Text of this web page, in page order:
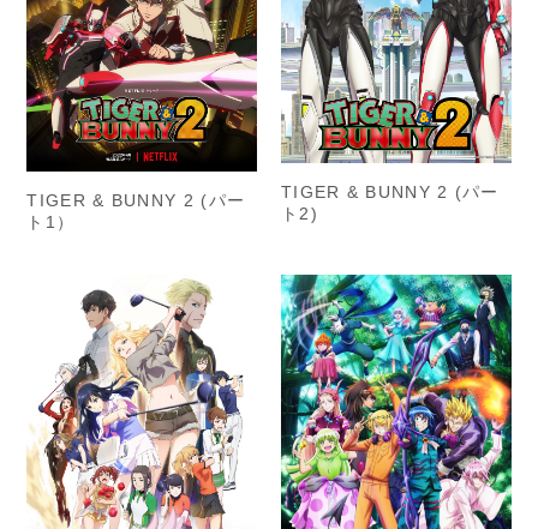
TIGER & BUNNY 2 (パー
ト1）
TIGER & BUNNY 2 (パー
ト2)